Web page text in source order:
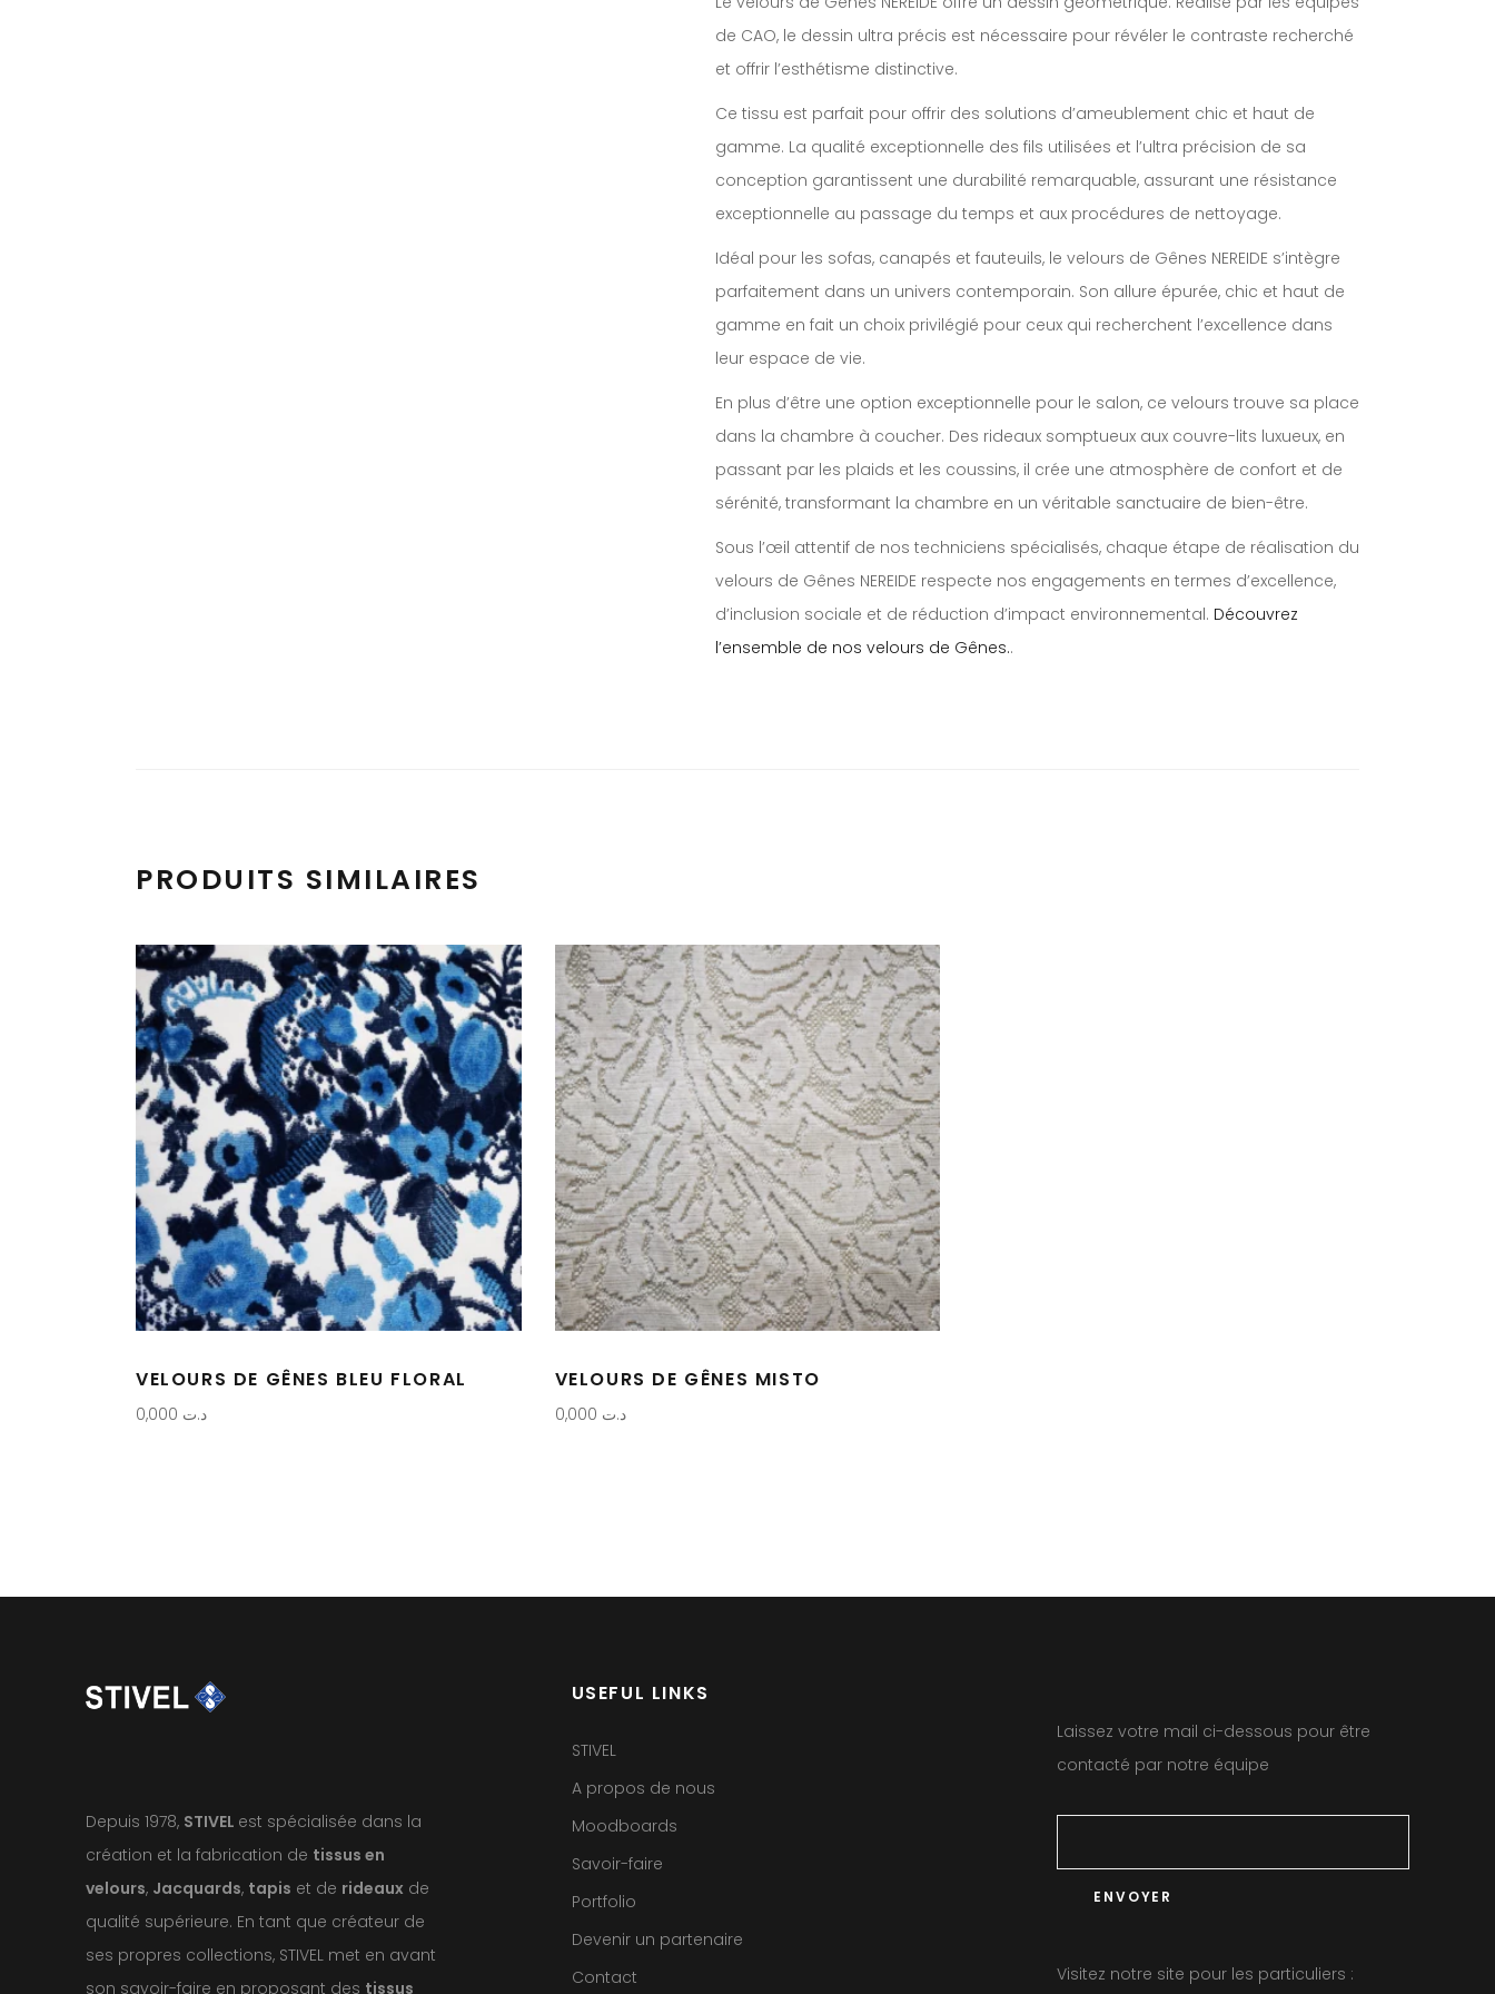
de CAO, le dessin ultra précis est nécessaire pour révéler le contraste recherché
et offrir l’esthétisme distinctive.
Ce tissu est parfait pour offrir des solutions d’ameublement chic et haut de
gamme. La qualité exceptionnelle des fils utilisées et l’ultra précision de sa
conception garantissent une durabilité remarquable, assurant une résistance
exceptionnelle au passage du temps et aux procédures de nettoyage.
Idéal pour les sofas, canapés et fauteuils, le velours de Gênes NEREIDE s’intègre
parfaitement dans un univers contemporain. Son allure épurée, chic et haut de
gamme en fait un choix privilégié pour ceux qui recherchent l’excellence dans
leur espace de vie.
En plus d’être une option exceptionnelle pour le salon, ce velours trouve sa place
dans la chambre à coucher. Des rideaux somptueux aux couvre-lits luxueux, en
passant par les plaids et les coussins, il crée une atmosphère de confort et de
sérénité, transformant la chambre en un véritable sanctuaire de bien-être.
Sous l’œil attentif de nos techniciens spécialisés, chaque étape de réalisation du
velours de Gênes NEREIDE respecte nos engagements en termes d’excellence,
d’inclusion sociale et de réduction d’impact environnemental. Découvrez
l’ensemble de nos velours de Gênes..
PRODUITS SIMILAIRES
VELOURS DE GÊNES BLEU FLORAL
د.ت
VELOURS DE GÊNES MISTO
د.ت
Depuis 1978, STIVEL est spécialisée dans la
création et la fabrication de tissus en
velours, Jacquards, tapis et de rideaux de
qualité supérieure. En tant que créateur de
ses propres collections, STIVEL met en avant
son savoir-faire en proposant des tissus
USEFUL LINKS
STIVEL
A propos de nous
Moodboards
Savoir-faire
Portfolio
Devenir un partenaire
Contact
Laissez votre mail ci-dessous pour être
contacté par notre équipe
Visitez notre site pour les particuliers :